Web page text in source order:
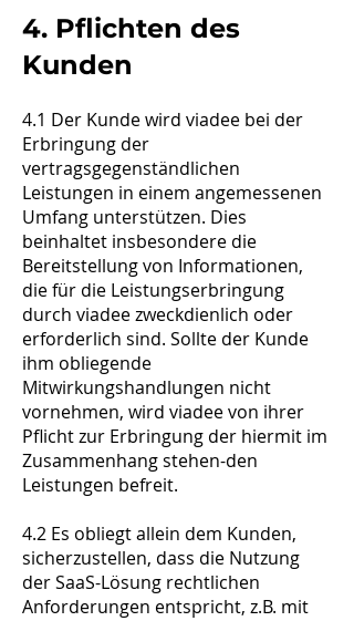
4. Pflichten des
Kunden
4.1 Der Kunde wird viadee bei der
Erbringung der
vertragsgegenständlichen
Leistungen in einem angemessenen
Umfang unterstützen. Dies
beinhaltet insbesondere die
Bereitstellung von Informationen,
die für die Leistungserbringung
durch viadee zweckdienlich oder
erforderlich sind. Sollte der Kunde
ihm obliegende
Mitwirkungshandlungen nicht
vornehmen, wird viadee von ihrer
Pflicht zur Erbringung der hiermit im
Zusammenhang stehen-den
Leistungen befreit.
4.2 Es obliegt allein dem Kunden,
sicherzustellen, dass die Nutzung
der SaaS-Lösung rechtlichen
Anforderungen entspricht, z.B. mit